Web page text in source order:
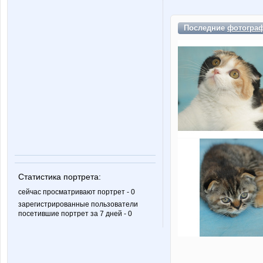
Статистика портрета:
сейчас просматривают портрет - 0
зарегистрированные пользователи
посетившие портрет за 7 дней - 0
Последние